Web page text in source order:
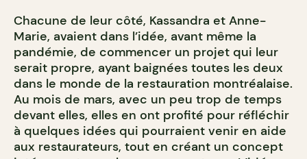
Chacune de leur côté, Kassandra et Anne-
Marie, avaient dans l’idée, avant même la
pandémie, de commencer un projet qui leur
serait propre, ayant baignées toutes les deux
dans le monde de la restauration montréalaise.
Au mois de mars, avec un peu trop de temps
devant elles, elles en ont profité pour réfléchir
à quelques idées qui pourraient venir en aide
aux restaurateurs, tout en créant un concept